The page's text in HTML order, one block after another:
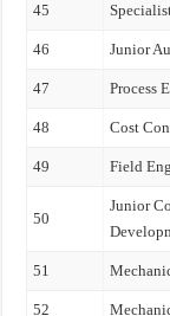
45
46 Junior
47 Process
48 Cost
49 Field
50
Junior
51
52